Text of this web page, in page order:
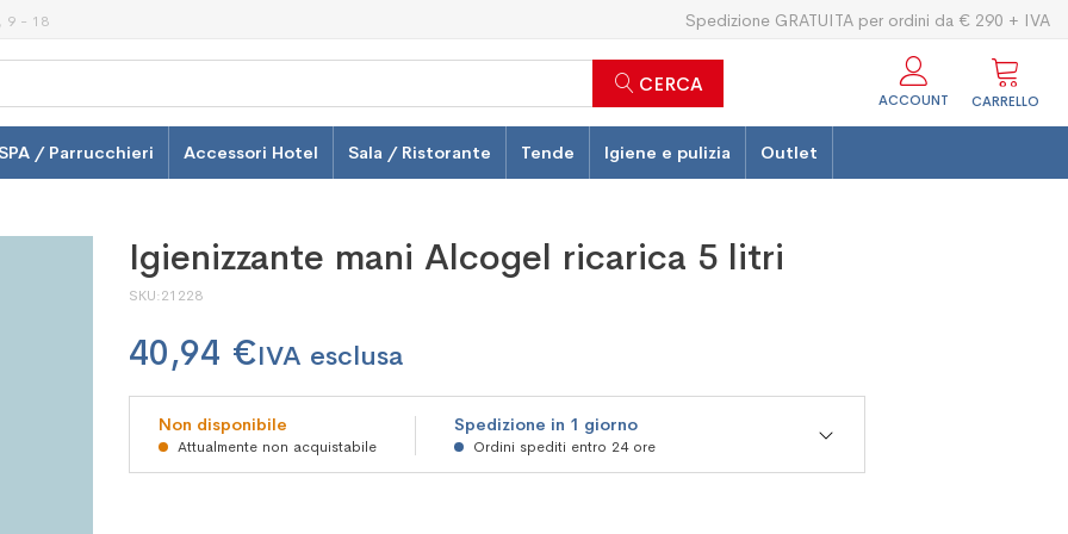
9 - 18 Spedizione GRATUITA per ordini da € 290 + IVA
CERCA
ACCOUNT CARRELLO
/ Parrucchieri Accessori Hotel Sala / Ristorante Tende Igiene e pulizia Outlet
Igienizzante mani Alcogel ricarica 5 litri
SKU 21228
Non disponibile
Attualmente non acquistabile
Spedizione in 1 giorno
Ordini spediti entro 24 ore
40,94 €